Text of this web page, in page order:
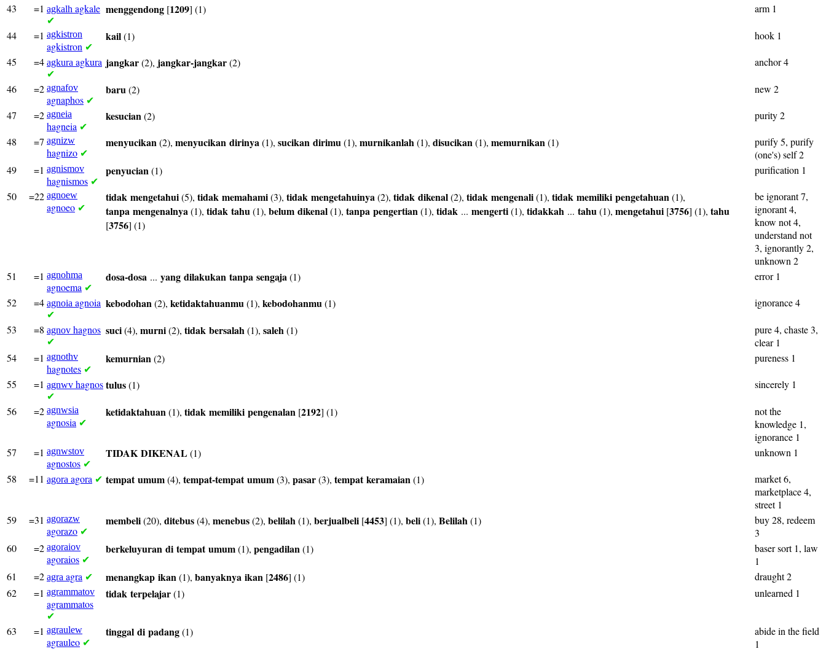
43 =1 agkalh agkale
✔
menggendong [1209] (1) arm 1
44 =1 agkistron
agkistron ✔
kail(1) hook 1
45 =4 agkura agkura
✔
jangkar(2), jangkar-jangkar(2) anchor 4
46 =2 agnafov
agnaphos ✔
baru(2) new 2
47 =2 agneia
hagneia ✔
kesucian(2) purity 2
48 =7 agnizw
hagnizo ✔
menyucikan(2), menyucikan dirinya(1), sucikan dirimu(1), murnikanlah(1), disucikan(1), memurnikan(1)
purify 5, purify
(one's) self 2
49
=1 agnismov
hagnismos ✔
penyucian(1) purification 1
50 =22 agnoew
agnoeo ✔
tidak mengetahui(5), tidak memahami(3), tidak mengetahuinya(2), tidak dikenal(2), tidak mengenali(1), tidak memiliki pengetahuan(1),
tanpa mengenalnya(1), tidak tahu(1), belum dikenal(1), tanpa pengertian(1), tidak ... mengerti(1), tidakkah ... tahu(1), mengetahui [3756] (1), tahu
[3756] (1)
be ignorant 7,
ignorant 4,
know not 4,
understand not
3, ignorantly 2,
unknown 2
51
=1 agnohma
agnoema ✔
dosa-dosa ... yang dilakukan tanpa sengaja(1) error 1
52 =4 agnoia agnoia
✔
kebodohan(2), ketidaktahuanmu(1), kebodohanmu(1) ignorance 4
53 =8 agnov hagnos
✔
suci(4), murni(2), tidak bersalah(1), saleh(1)
pure 4, chaste 3,
clear 1
54
=1 agnothv
hagnotes ✔
kemurnian(2) pureness 1
55 =1 agnwv hagnos
✔
tulus(1) sincerely 1
56 =2 agnwsia
agnosia ✔
ketidaktahuan(1), tidak memiliki pengenalan [2192] (1)
not the
knowledge 1,
ignorance 1
57
=1 agnwstov
agnostos ✔
TIDAK DIKENAL(1) unknown 1
58 =11 agora agora ✔ tempat umum(4), tempat-tempat umum(3), pasar(3), tempat keramaian(1)
market 6,
marketplace 4,
street 1
59
=31 agorazw
agorazo ✔
membeli(20), ditebus(4), menebus(2), belilah(1), berjualbeli [4453] (1), beli(1), Belilah(1)
buy 28, redeem
3
60
=2 agoraiov
agoraios ✔
berkeluyuran di tempat umum(1), pengadilan(1)
baser sort 1, law
1
61
=2 agra agra ✔ menangkap ikan(1), banyaknya ikan [2486] (1)
draught 2
62
=1 agrammatov
agrammatos
✔
tidak terpelajar(1) unlearned 1
63 =1 agraulew
agrauleo ✔
tinggal di padang(1)
abide in the field
1